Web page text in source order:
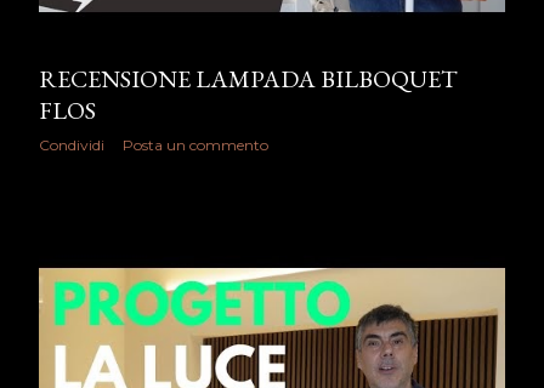
RECENSIONE LAMPADA BILBOQUET
FLOS
Condividi Posta un commento